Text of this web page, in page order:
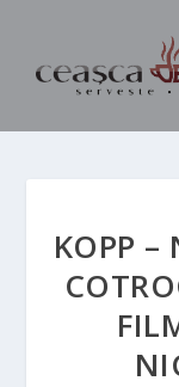
KOPP –